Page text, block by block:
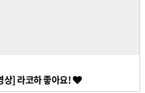
상] 라코하 좋아요!